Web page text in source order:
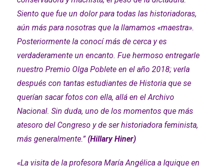
Siento que fue un dolor para todas las historiadoras,
aún más para nosotras que la llamamos «maestra».
Posteriormente la conocí más de cerca y es
verdaderamente un encanto. Fue hermoso entregarle
nuestro Premio Olga Poblete en el año 2018; verla
después con tantas estudiantes de Historia que se
querían sacar fotos con ella, allá en el Archivo
Nacional. Sin duda, uno de los momentos que más
atesoro del Congreso y de ser historiadora feminista,
más generalmente.” (Hillary Hiner)
«La visita de la profesora María Angélica a Iquique en